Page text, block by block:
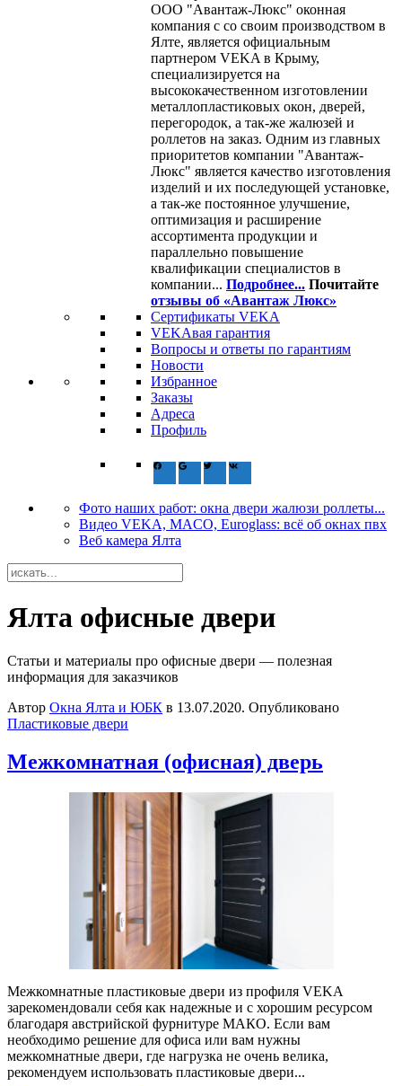
ООО "Авантаж-Люкс" оконная
компания с со своим производством в
Ялте, является официальным
партнером VEKA в Крыму,
специализируется на
высококачественном изготовлении
металлопластиковых окон, дверей,
перегородок, а так-же жалюзей и
роллетов на заказ. Одним из главных
приоритетов компании "Авантаж-
Люкс" является качество изготовления
изделий и их последующей установке,
а так-же постоянное улучшение,
оптимизация и расширение
ассортимента продукции и
параллельно повышение
квалификации специалистов в
компании... Подробнее... Почитайте
отзывы об «Авантаж Люкс»
Сертификаты VEKA
VEKAвая гарантия
Вопросы и ответы по гарантиям
Новости
Избранное
Заказы
Адреса
Профиль
Фото наших работ: окна двери жалюзи роллеты...
Видео VEKA, MACO, Euroglass: всё об окнах пвх
Веб камера Ялта
Ялта офисные двери
Статьи и материалы про офисные двери — полезная
информация для заказчиков
Автор Окна Ялта и ЮБК в 13.07.2020. Опубликовано
Пластиковые двери
Межкомнатная (офисная) дверь
Межкомнатные пластиковые двери из профиля VEKA
зарекомендовали себя как надежные и с хорошим ресурсом
благодаря австрийской фурнитуре МАКО. Если вам
необходимо решение для офиса или вам нужны
межкомнатные двери, где нагрузка не очень велика,
рекомендуем использовать пластиковые двери...